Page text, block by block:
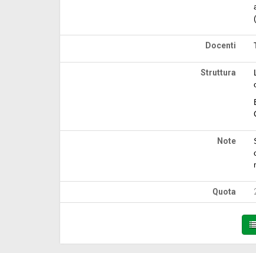
Docenti
Struttura
Note
Quota